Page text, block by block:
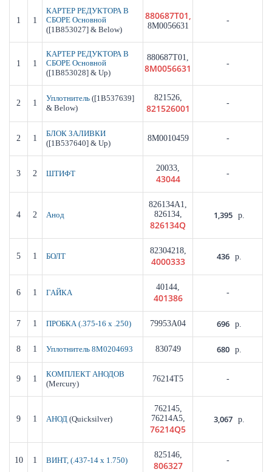
1 1
КАРТЕР РЕДУКТОРА В
СБОРЕ Основной
([1B853027] & Below)
880687T01,
8M0056631
-
1 1
КАРТЕР РЕДУКТОРА В
СБОРЕ Основной
([1B853028] & Up)
880687T01,
8M0056631 -
2 1 Уплотнитель ([1B537639]
& Below)
821526,
821526001 -
2 1 БЛОК ЗАЛИВКИ
([1B537640] & Up)
8M0010459 -
3 2 ШТИФТ
20033,
43044 -
4 2 Анод
826134A1,
826134,
826134Q
1,395 р.
5 1 БОЛТ
82304218,
4000333 436 р.
6 1 ГАЙКА
40144,
401386 -
7 1 ПРОБКА (.375-16 x .250) 79953A04 696 р.
8 1 Уплотнитель 8M0204693 830749 680 р.
9 1 КОМПЛЕКТ АНОДОВ
(Mercury)
76214T5 -
9 1 АНОД (Quicksilver)
762145,
76214A5,
76214Q5
3,067 р.
10 1 ВИНТ, (.437-14 x 1.750)
825146,
806327 -